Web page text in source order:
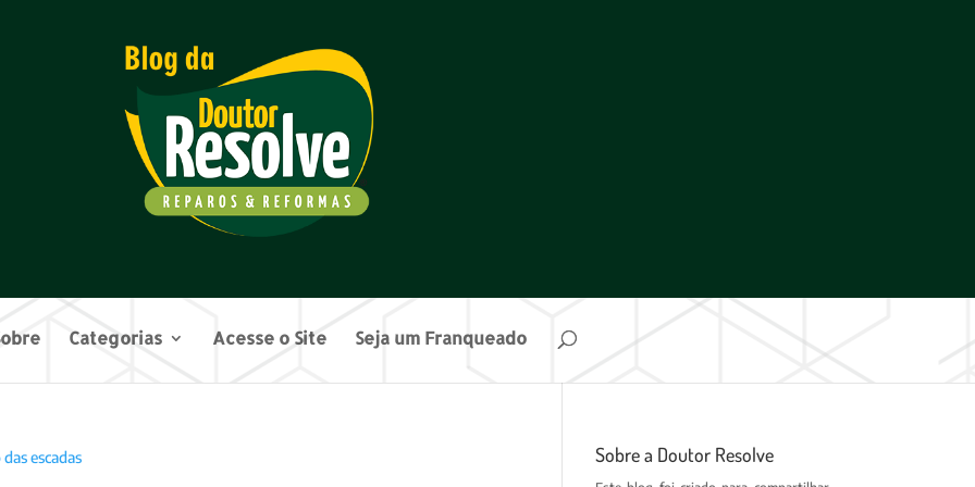
Categorias Acesse o Site Seja um Franqueado
Sobre a Doutor Resolve